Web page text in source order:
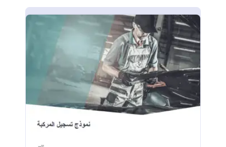
البطولات المجاني ١٠٠% من Jotform!